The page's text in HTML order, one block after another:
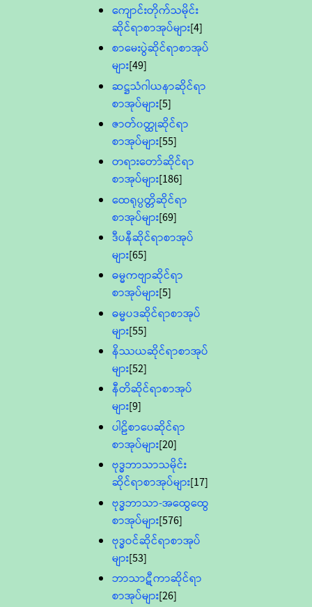
ကျောင်းတိုက်သမိုင်း
ဆိုင်ရာစာအုပ်များ[4]
စာမေးပွဲဆိုင်ရာစာအုပ်
များ[49]
ဆဋ္ဌသံဂါယနာဆိုင်ရာ
စာအုပ်များ[5]
ဇာတ်၀တ္ထုဆိုင်ရာ
စာအုပ်များ[55]
တရားတော်ဆိုင်ရာ
စာအုပ်များ[186]
ထေရုပ္ပတ္တိဆိုင်ရာ
စာအုပ်များ[69]
ဒီပနီဆိုင်ရာစာအုပ်
များ[65]
ဓမ္မကဗျာဆိုင်ရာ
စာအုပ်များ[5]
ဓမ္မပဒဆိုင်ရာစာအုပ်
များ[55]
နိဿယဆိုင်ရာစာအုပ်
များ[52]
နီတိဆိုင်ရာစာအုပ်
များ[9]
ပါဠိစာပေဆိုင်ရာ
စာအုပ်များ[20]
ဗုဒ္ဓဘာသာသမိုင်း
ဆိုင်ရာစာအုပ်များ[17]
ဗုဒ္ဓဘာသာ-အထွေထွေ
စာအုပ်များ[576]
ဗုဒ္ဓဝင်ဆိုင်ရာစာအုပ်
များ[53]
ဘာသာဋီကာဆိုင်ရာ
စာအုပ်များ[26]